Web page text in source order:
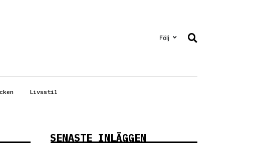
Följ
Livsstil
SENASTE INLÄGGEN